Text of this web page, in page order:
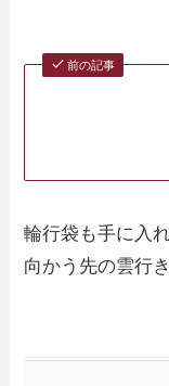
前の記事
輪行袋も手に入
向かう先の雲行